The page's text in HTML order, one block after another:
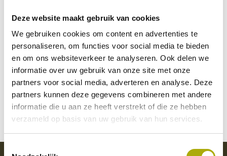
Deze website maakt gebruik van cookies
We gebruiken cookies om content en advertenties te
personaliseren, om functies voor social media te bieden
en om ons websiteverkeer te analyseren. Ook delen we
informatie over uw gebruik van onze site met onze
partners voor social media, adverteren en analyse. Deze
partners kunnen deze gegevens combineren met andere
informatie die u aan ze heeft verstrekt of die ze hebben
verzameld op basis van uw gebruik van hun services.
pagina.
Whatsapp ons
0545-473333
Stuur een email
info@kalenderfabriek.nl
Bel ons
046 - 437 14 31